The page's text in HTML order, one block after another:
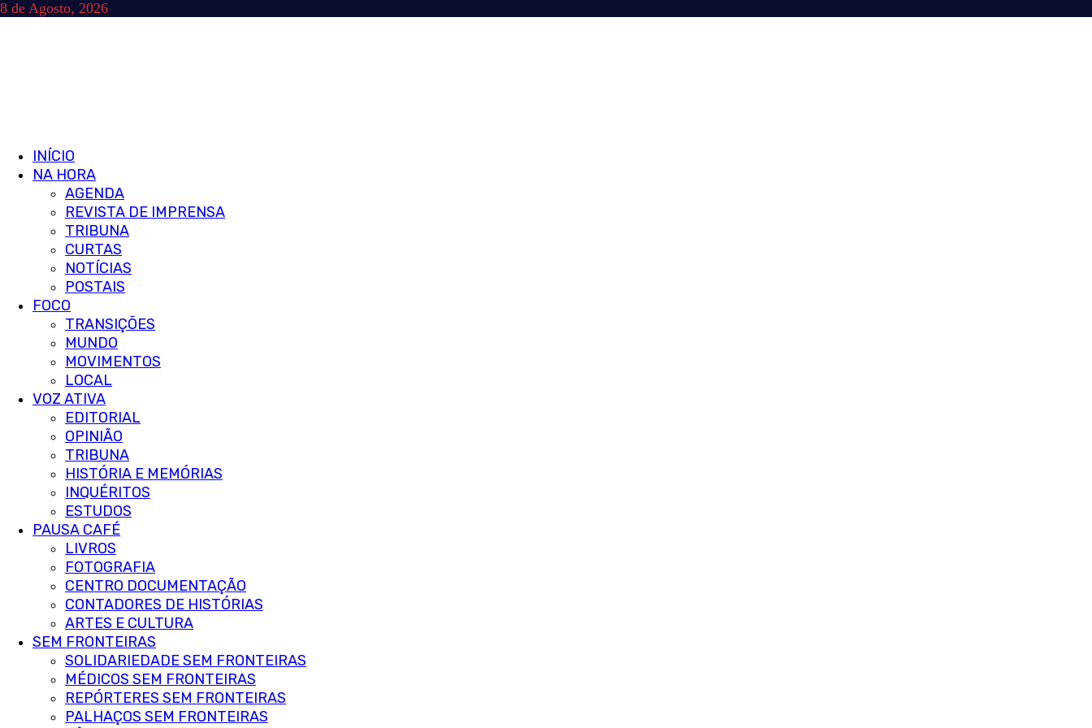
Skip
8 de Agosto, 2026
Primary
Menu
INÍCIO
NA HORA
AGENDA
REVISTA DE IMPRENSA
TRIBUNA
CURTAS
NOTÍCIAS
POSTAIS
FOCO
TRANSIÇÕES
MUNDO
MOVIMENTOS
LOCAL
VOZ ATIVA
EDITORIAL
OPINIÃO
TRIBUNA
HISTÓRIA E MEMÓRIAS
INQUÉRITOS
ESTUDOS
PAUSA CAFÉ
LIVROS
FOTOGRAFIA
CENTRO DOCUMENTAÇÃO
CONTADORES DE HISTÓRIAS
ARTES E CULTURA
SEM FRONTEIRAS
SOLIDARIEDADE SEM FRONTEIRAS
MÉDICOS SEM FRONTEIRAS
REPÓRTERES SEM FRONTEIRAS
PALHAÇOS SEM FRONTEIRAS